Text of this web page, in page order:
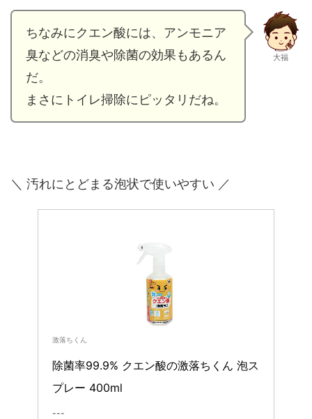
ちなみにクエン酸には、アンモニア
臭などの消臭や除菌の効果もあるん
だ。
まさにトイレ掃除にピッタリだね。
大福
＼ 汚れにとどまる泡状で使いやすい ／
激落ちくん
除菌率99.9% クエン酸の激落ちくん 泡ス
プレー 400ml
---